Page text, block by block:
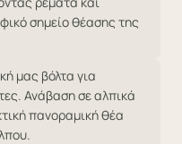
σημείο θέασης της
μας βόλτα για
Ανάβαση σε αλπικά
πανοραμική θέα